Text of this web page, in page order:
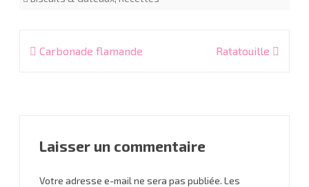
Navigation
Carbonade flamande Ratatouille
Laisser un commentaire
Votre adresse e-mail ne sera pas publiée. Les